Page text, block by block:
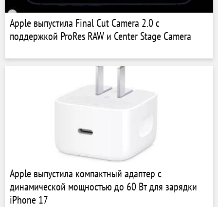
Apple выпустила Final Cut Camera 2.0 с
поддержкой ProRes RAW и Center Stage Camera
Apple выпустила компактный адаптер с
динамической мощностью до 60 Вт для зарядки
iPhone 17